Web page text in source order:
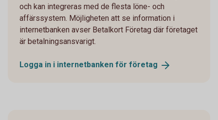
och kan integreras med de flesta löne- och
affärssystem. Möjligheten att se information i
internetbanken avser Betalkort Företag där företaget
är betalningsansvarigt.
Logga in i internetbanken för företag